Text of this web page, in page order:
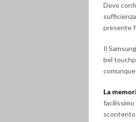
Devo
presente
Il
bel
La
facilissimo
scontento